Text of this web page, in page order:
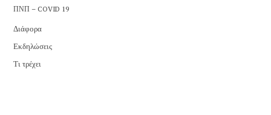
ΠΝΠ – COVID 19
Διάφορα
Εκδηλώσεις
Τι τρέχει